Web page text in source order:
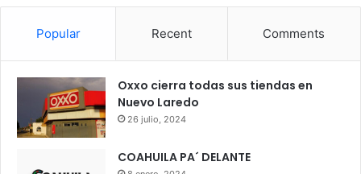
Popular Recent Comments
Oxxo cierra todas sus tiendas en
Nuevo Laredo
26 julio, 2024
COAHUILA PA´ DELANTE